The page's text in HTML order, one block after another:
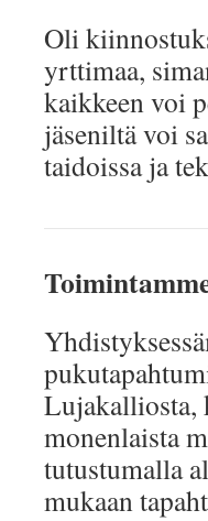
Oli
yrttimaa,
kaikkeen voi
jäseniltä voi
taidoissa ja
Lujakalliosta,
monenlaista
tutustumalla
mukaan